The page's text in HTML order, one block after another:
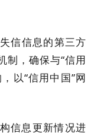
信信息的第三方
制 ， 确保与“信用
以“信用中国”网
信息更新情况进